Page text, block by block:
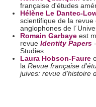
française d'études
Hélène Le Dantec-
scientifique de la revue
anglophones de
Romain Garbaye est
revue Identity Papers
Studies.
Laura Hobson-Faure
la Revue française
juives: revue d'histoire